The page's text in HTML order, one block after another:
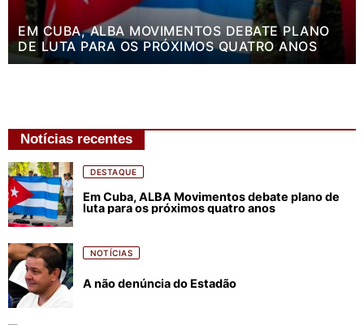
EM CUBA, ALBA MOVIMENTOS DEBATE PLANO
DE LUTA PARA OS PRÓXIMOS QUATRO ANOS
Notícias recentes
DESTAQUE
Em Cuba, ALBA Movimentos debate plano de
luta para os próximos quatro anos
NOTÍCIAS
A não denúncia do Estadão